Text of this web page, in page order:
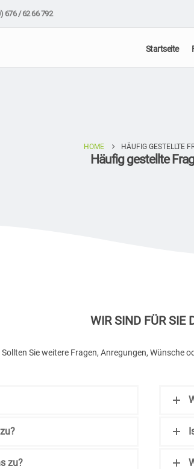
676 / 62 66 792
Startseite
HOME HÄUFIG GESTELLTE
Häufig gestellte
WIR SIND FÜR SIE
Sie weitere Fragen, Anregungen,
zu?